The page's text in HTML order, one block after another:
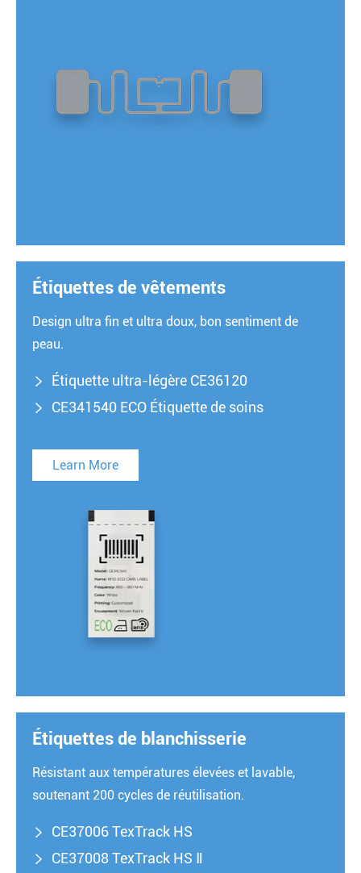
Étiquettes de vêtements
Design ultra fin et ultra doux, bon sentiment de
peau.
 Étiquette ultra-légère CE36120
 CE341540 ECO Étiquette de soins
Learn More
Étiquettes de blanchisserie
Résistant aux températures élevées et lavable,
soutenant 200 cycles de réutilisation.
 CE37006 TexTrack HS
 CE37008 TexTrack HS Ⅱ